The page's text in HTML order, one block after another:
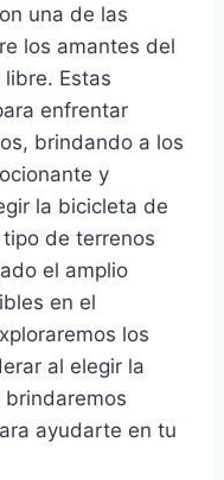
una de las
los amantes del
Estas
enfrentar
brindando a los
y
la bicicleta de
de terrenos
el amplio
en el
los
al elegir la
ayudarte en tu